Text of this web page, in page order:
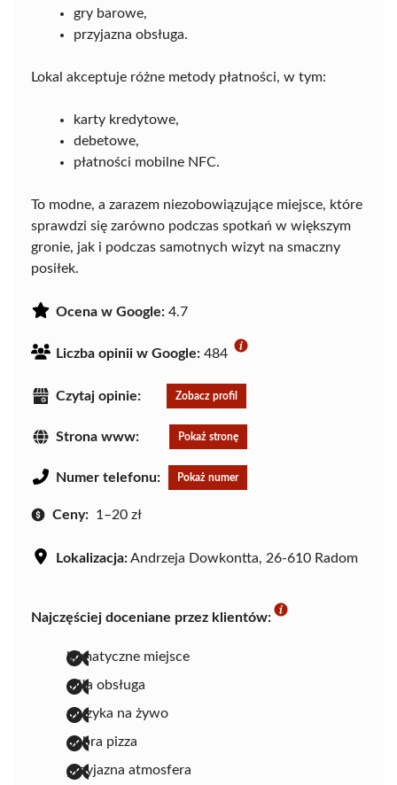
gry barowe,
przyjazna obsługa.
Lokal akceptuje różne metody płatności, w tym:
karty kredytowe,
debetowe,
płatności mobilne NFC.
To modne, a zarazem niezobowiązujące miejsce, które
sprawdzi się zarówno podczas spotkań w większym
gronie, jak i podczas samotnych wizyt na smaczny
posiłek.
Ocena w Google: 4.7
Liczba opinii w Google: 484
Czytaj opinie: Zobacz profil
Strona www: Pokaż stronę
Numer telefonu: Pokaż numer
Ceny: 1–20 zł
Lokalizacja:Andrzeja Dowkontta, 26-610 Radom
Najczęściej doceniane przez klientów:
klimatyczne miejsce
miła obsługa
muzyka na żywo
dobra pizza
przyjazna atmosfera